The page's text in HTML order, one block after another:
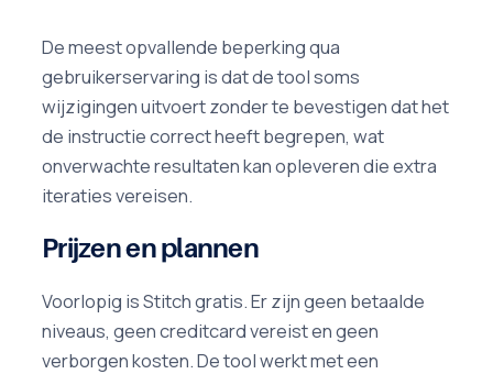
De meest opvallende beperking qua
gebruikerservaring is dat de tool soms
wijzigingen uitvoert zonder te bevestigen dat het
de instructie correct heeft begrepen, wat
onverwachte resultaten kan opleveren die extra
iteraties vereisen.
Prijzen en plannen
Voorlopig is Stitch gratis. Er zijn geen betaalde
niveaus, geen creditcard vereist en geen
verborgen kosten. De tool werkt met een